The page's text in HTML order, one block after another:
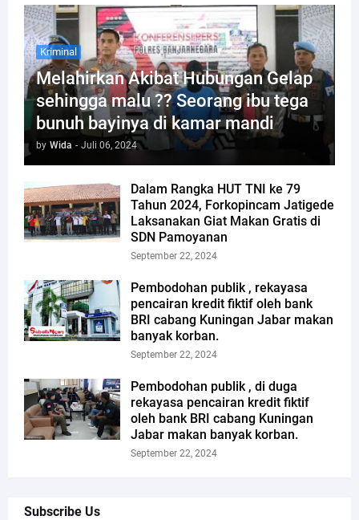
Kriminal
Melahirkan Akibat Hubungan Gelap
sehingga malu ?? Seorang ibu tega
bunuh bayinya di kamar mandi
by Wida - Juli 06, 2024
Dalam Rangka HUT TNI ke 79
Tahun 2024, Forkopincam Jatigede
Laksanakan Giat Makan Gratis di
SDN Pamoyanan
September 22, 2024
Pembodohan publik , rekayasa
pencairan kredit fiktif oleh bank
BRI cabang Kuningan Jabar makan
banyak korban.
September 22, 2024
Pembodohan publik , di duga
rekayasa pencairan kredit fiktif
oleh bank BRI cabang Kuningan
Jabar makan banyak korban.
September 22, 2024
Subscribe Us